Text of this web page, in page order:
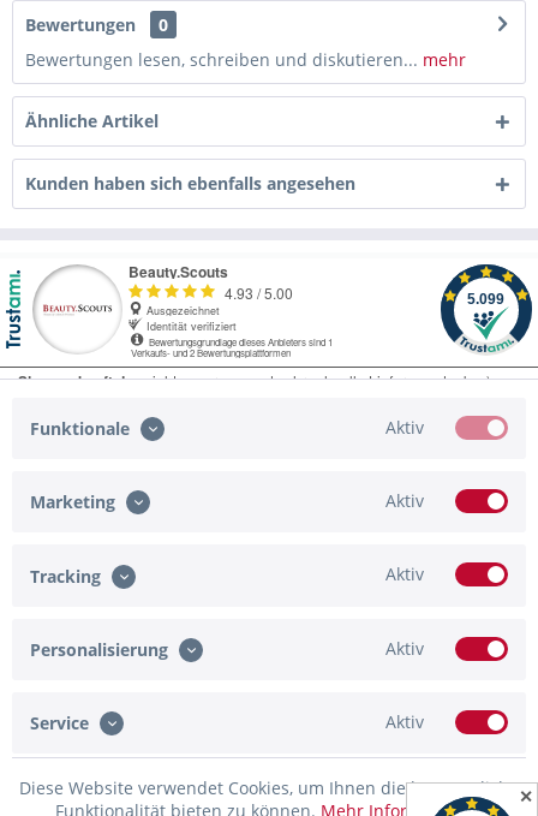
Bewertungen
0
Bewertungen lesen, schreiben und diskutieren... mehr
Ähnliche Artikel
Kunden haben sich ebenfalls angesehen
✕
Service Hotline
Shop Service
Zahlungsmöglichkeiten
Newsletter
* Alle Preise inkl. gesetzl. Mehrwertsteuer zzgl. Versandkostenund ggf.
Nachnahmegebühren, wenn nicht anders beschrieben
Funktionale Aktiv
Marketing Aktiv
Tracking Aktiv
Personalisierung Aktiv
Service Aktiv
Diese Website verwendet Cookies, um Ihnen die bestmögliche
Funktionalität bieten zu können. Mehr Informationen